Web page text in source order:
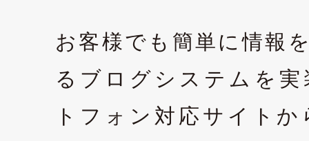
お客様でも簡単に情報
るブログシステムを
トフォン対応サイト